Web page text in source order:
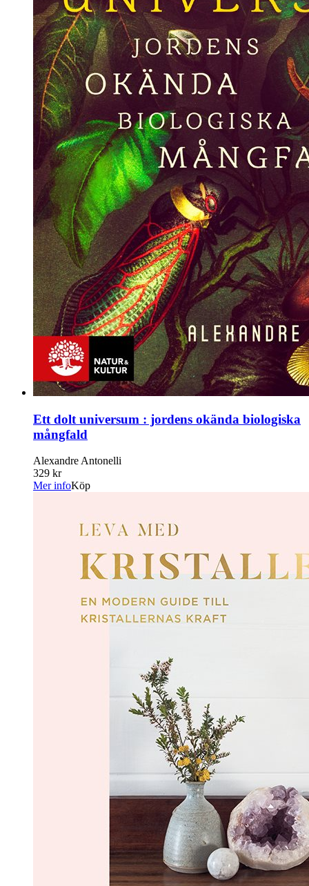
Ett dolt universum : jordens okända biologiska
mångfald
Alexandre Antonelli
329 kr
Mer infoKöp